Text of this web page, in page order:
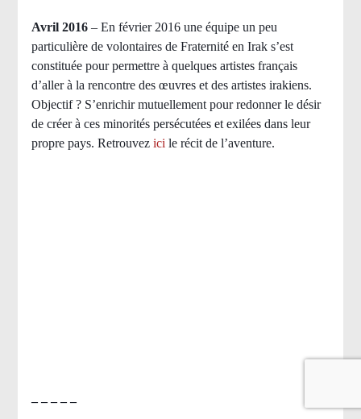
Avril 2016– En février 2016 une équipe un peu
particulière de volontaires de Fraternité en Irak s’est
constituée pour permettre à quelques artistes français
d’aller à la rencontre des œuvres et des artistes irakiens.
Objectif ? S’enrichir mutuellement pour redonner le désir
de créer à ces minorités persécutées et exilées dans leur
propre pays. Retrouvez ici le récit de l’aventure.
– – – – –